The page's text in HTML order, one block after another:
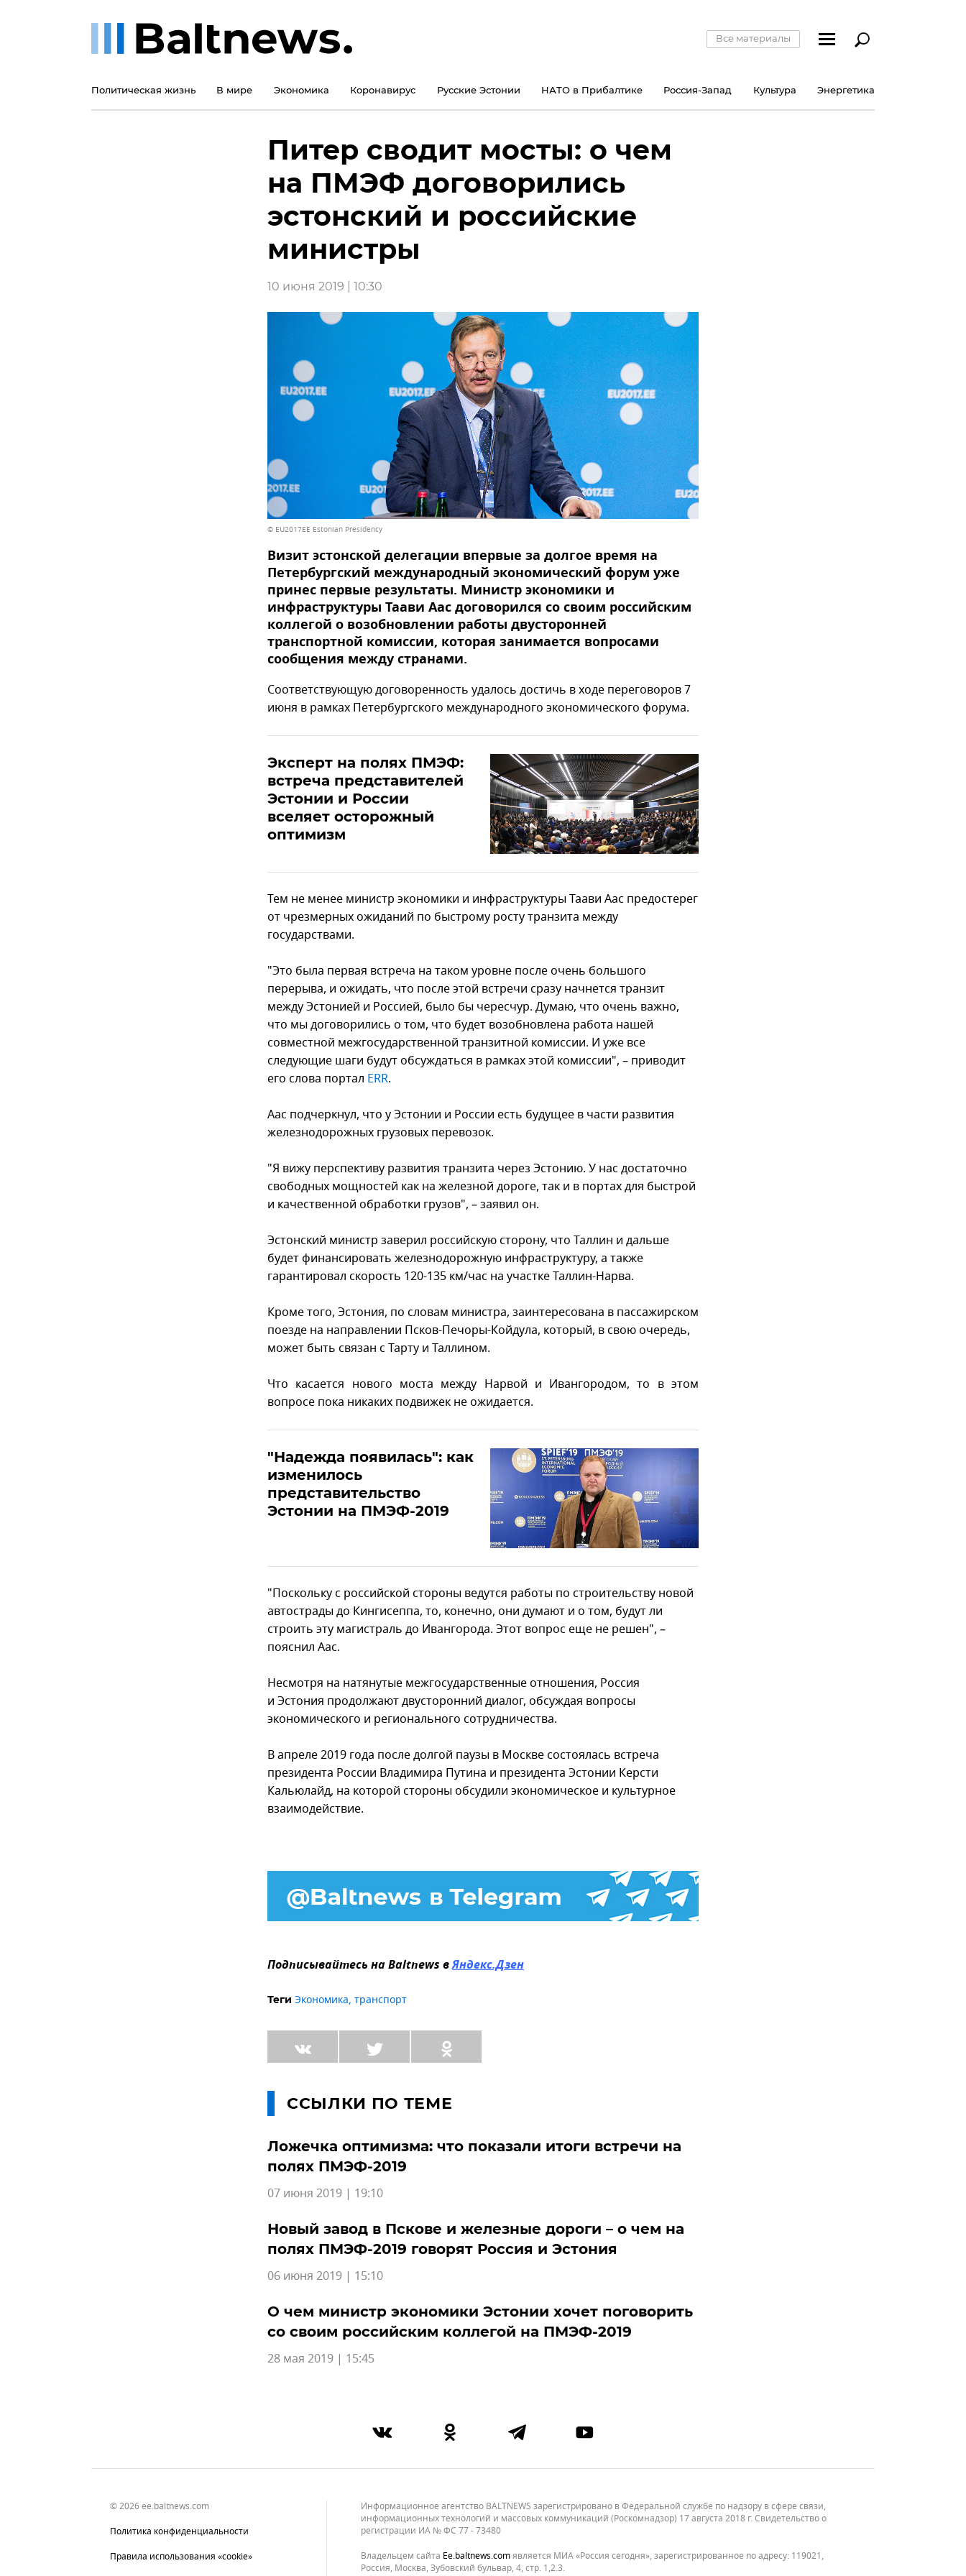
Все материалы
Политическая жизнь В мире Экономика Коронавирус Русские Эстонии НАТО в Прибалтике Россия-Запад Культура Энергетика
Питер сводит мосты: о чем
на ПМЭФ договорились
эстонский и российские
министры
10 июня 2019 | 10:30
© EU2017EE Estonian Presidency
Визит эстонской делегации впервые за долгое время на
Петербургский международный экономический форум уже
принес первые результаты. Министр экономики и
инфраструктуры Таави Аас договорился со своим российским
коллегой о возобновлении работы двусторонней
транспортной комиссии, которая занимается вопросами
сообщения между странами.
Соответствующую договоренность удалось достичь в ходе переговоров 7
июня в рамках Петербургского международного экономического форума.
Эксперт на полях ПМЭФ:
встреча представителей
Эстонии и России
вселяет осторожный
оптимизм
Тем не менее министр экономики и инфраструктуры Таави Аас предостерег
от чрезмерных ожиданий по быстрому росту транзита между
государствами.
"Это была первая встреча на таком уровне после очень большого
перерыва, и ожидать, что после этой встречи сразу начнется транзит
между Эстонией и Россией, было бы чересчур. Думаю, что очень важно,
что мы договорились о том, что будет возобновлена работа нашей
совместной межгосударственной транзитной комиссии. И уже все
следующие шаги будут обсуждаться в рамках этой комиссии", – приводит
его слова портал ERR.
Аас подчеркнул, что у Эстонии и России есть будущее в части развития
железнодорожных грузовых перевозок.
"Я вижу перспективу развития транзита через Эстонию. У нас достаточно
свободных мощностей как на железной дороге, так и в портах для быстрой
и качественной обработки грузов", – заявил он.
Эстонский министр заверил российскую сторону, что Таллин и дальше
будет финансировать железнодорожную инфраструктуру, а также
гарантировал скорость 120-135 км/час на участке Таллин-Нарва.
Кроме того, Эстония, по словам министра, заинтересована в пассажирском
поезде на направлении Псков-Печоры-Койдула, который, в свою очередь,
может быть связан с Тарту и Таллином.
Что касается нового моста между Нарвой и Ивангородом, то в этом
вопросе пока никаких подвижек не ожидается.
"Надежда появилась": как
изменилось
представительство
Эстонии на ПМЭФ-2019
"Поскольку с российской стороны ведутся работы по строительству новой
автострады до Кингисеппа, то, конечно, они думают и о том, будут ли
строить эту магистраль до Ивангорода. Этот вопрос еще не решен", –
пояснил Аас.
Несмотря на натянутые межгосударственные отношения, Россия
и Эстония продолжают двусторонний диалог, обсуждая вопросы
экономического и регионального сотрудничества.
В апреле 2019 года после долгой паузы в Москве состоялась встреча
президента России Владимира Путина и президента Эстонии Керсти
Кальюлайд, на которой стороны обсудили экономическое и культурное
взаимодействие.
Подписывайтесь на Baltnews вЯндекс.Дзен
Теги Экономика, транспорт
ССЫЛКИ ПО ТЕМЕ
Ложечка оптимизма: что показали итоги встречи на
полях ПМЭФ-2019
07 июня 2019 | 19:10
Новый завод в Пскове и железные дороги – о чем на
полях ПМЭФ-2019 говорят Россия и Эстония
06 июня 2019 | 15:10
О чем министр экономики Эстонии хочет поговорить
со своим российским коллегой на ПМЭФ-2019
28 мая 2019 | 15:45
© 2026 ee.baltnews.com
Политика конфиденциальности
Правила использования «cookie»
Информационное агентство BALTNEWS зарегистрировано в Федеральной службе по надзору в сфере связи,
информационных технологий и массовых коммуникаций (Роскомнадзор) 17 августа 2018 г. Свидетельство о
регистрации ИА № ФС 77 - 73480
Владельцем сайта
ee.baltnews.comявляется МИА «Россия сегодня», зарегистрированное по адресу: 119021,
Россия, Москва, Зубовский бульвар, 4, стр. 1,2.3.